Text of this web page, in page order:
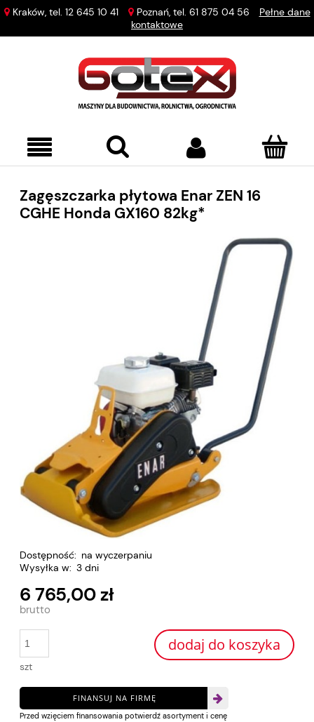
Kraków, tel. 12 645 10 41 Poznań, tel. 61 875 04 56
Pełne dane
kontaktowe
Zagęszczarka płytowa Enar ZEN 16
CGHE Honda GX160 82kg*
Dostępność: na wyczerpaniu
Wysyłka w: 3 dni
6 765,00 zł
szt
dodaj do koszyka
FINANSUJ NA FIRMĘ
Przed wzięciem finansowania potwierdź asortyment i cenę